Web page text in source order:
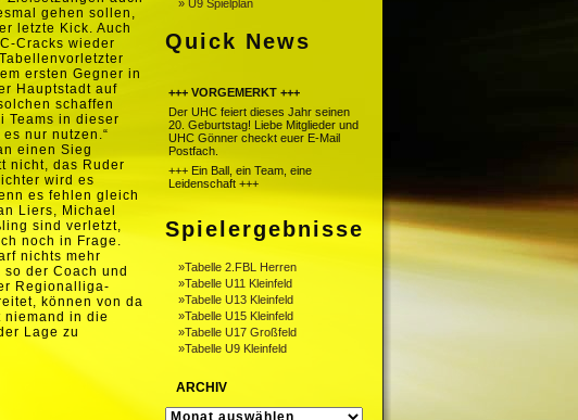
gehen sollen,
letzte Kick. Auch
Cracks wieder
ersten Gegner in
Hauptstadt auf
schaffen
Teams in dieser
nur nutzen.“
einen Sieg
nicht, das Ruder
wird es
es fehlen gleich
Liers, Michael
sind verletzt,
noch in Frage.
nichts mehr
der Coach und
Regionalliga-
können von da
niemand in die
Lage zu
» U9 Spielplan
Quick News
+++ VORGEMERKT +++
Der UHC feiert dieses Jahr seinen
20. Geburtstag! Liebe Mitglieder und
UHC Gönner checkt euer E-Mail
Postfach.
+++ Ein Ball, ein Team, eine
Leidenschaft +++
Spielergebnisse
»Tabelle 2.FBL Herren
»Tabelle U11 Kleinfeld
»Tabelle U13 Kleinfeld
»Tabelle U15 Kleinfeld
»Tabelle U17 Großfeld
»Tabelle U9 Kleinfeld
ARCHIV
ARCHIV